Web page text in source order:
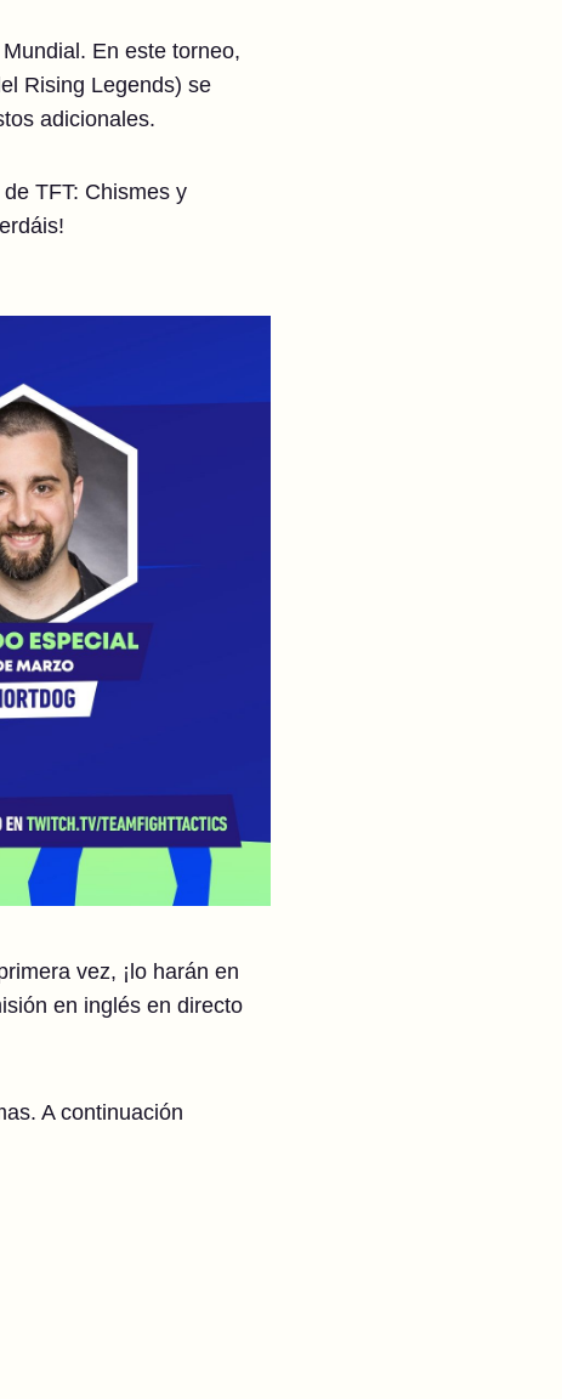
En este torneo,
Rising Legends) se
adicionales.
TFT: Chismes y
vez, ¡lo harán en
en inglés en directo
A continuación